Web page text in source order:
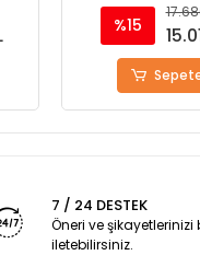
%15
Stokta
7 / 24 DESTEK
Öneri ve şikayetlerinizi
iletebilirsiniz.